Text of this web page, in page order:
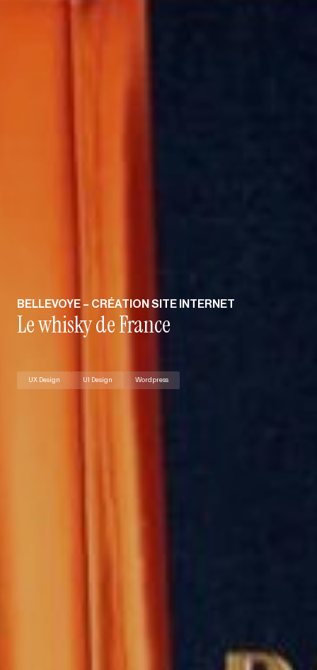
BELLEVOYE – CRÉATION SITE INTERNET
Le whisky de France
UX Design UI Design Wordpress